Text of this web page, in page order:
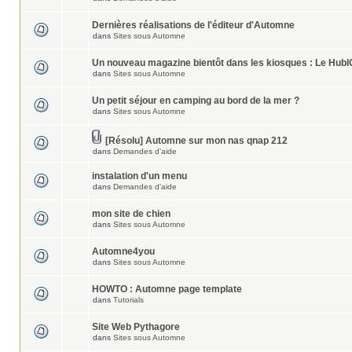
Dernières réalisations de l'éditeur d'Automne
dans Sites sous Automne
Un nouveau magazine bientôt dans les kiosques : Le
dans Sites sous Automne
Un petit séjour en camping au bord de la mer ?
dans Sites sous Automne
[Résolu] Automne sur mon nas qnap 212
dans Demandes d'aide
instalation d'un menu
dans Demandes d'aide
mon site de chien
dans Sites sous Automne
Automne4you
dans Sites sous Automne
HOWTO : Automne page template
dans Tutorials
Site Web Pythagore
dans Sites sous Automne